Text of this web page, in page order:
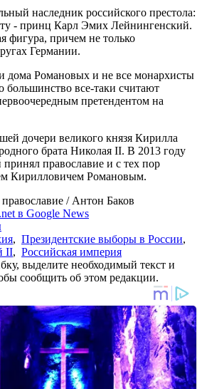
наследник российского престола:
- принц Карл Эмих Лейнингенский.
фигура, причем не только
Германии.
дома Романовых и не все монархисты
большинство все-таки считают
претендентом на
дочери великого князя Кирилла
брата Николая II. В 2013 году
православие и с тех пор
Кирилловичем Романовым.
/ Антон Баков
в Google News
, Президентские выборы в России,
II, Российская империя
выделите необходимый текст и
сообщить об этом редакции.